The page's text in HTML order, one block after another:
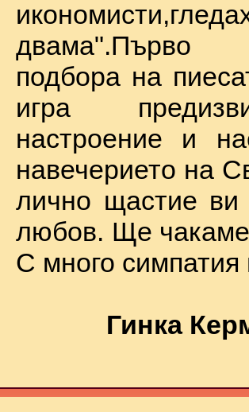
двама".Първо
подбора на
игра
настроение и
навечерието на
лично щастие
любов. Ще чакаме
С много
Гинка